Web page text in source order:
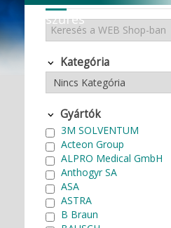
szűrés
Kategória
Gyártók
3M SOLVENTUM
Acteon Group
ALPRO Medical GmbH
Anthogyr SA
ASA
ASTRA
B Braun